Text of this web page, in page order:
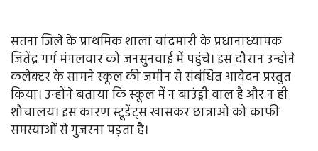
सतना जिले के प्राथमिक शाला चांदमारी के प्रधानाध्यापक
जितेंद्र गर्ग मंगलवार को जनसुनवाई में पहुंचे। इस दौरान उन्होंने
कलेक्टर के सामने स्कूल की जमीन से संबंधित आवेदन प्रस्तुत
किया। उन्होंने बताया कि स्कूल में न बाउंड्री वाल है और न ही
शौचालय। इस कारण स्टूडेंट्स खासकर छात्राओं को काफी
समस्याओं से गुजरना पड़ता है।